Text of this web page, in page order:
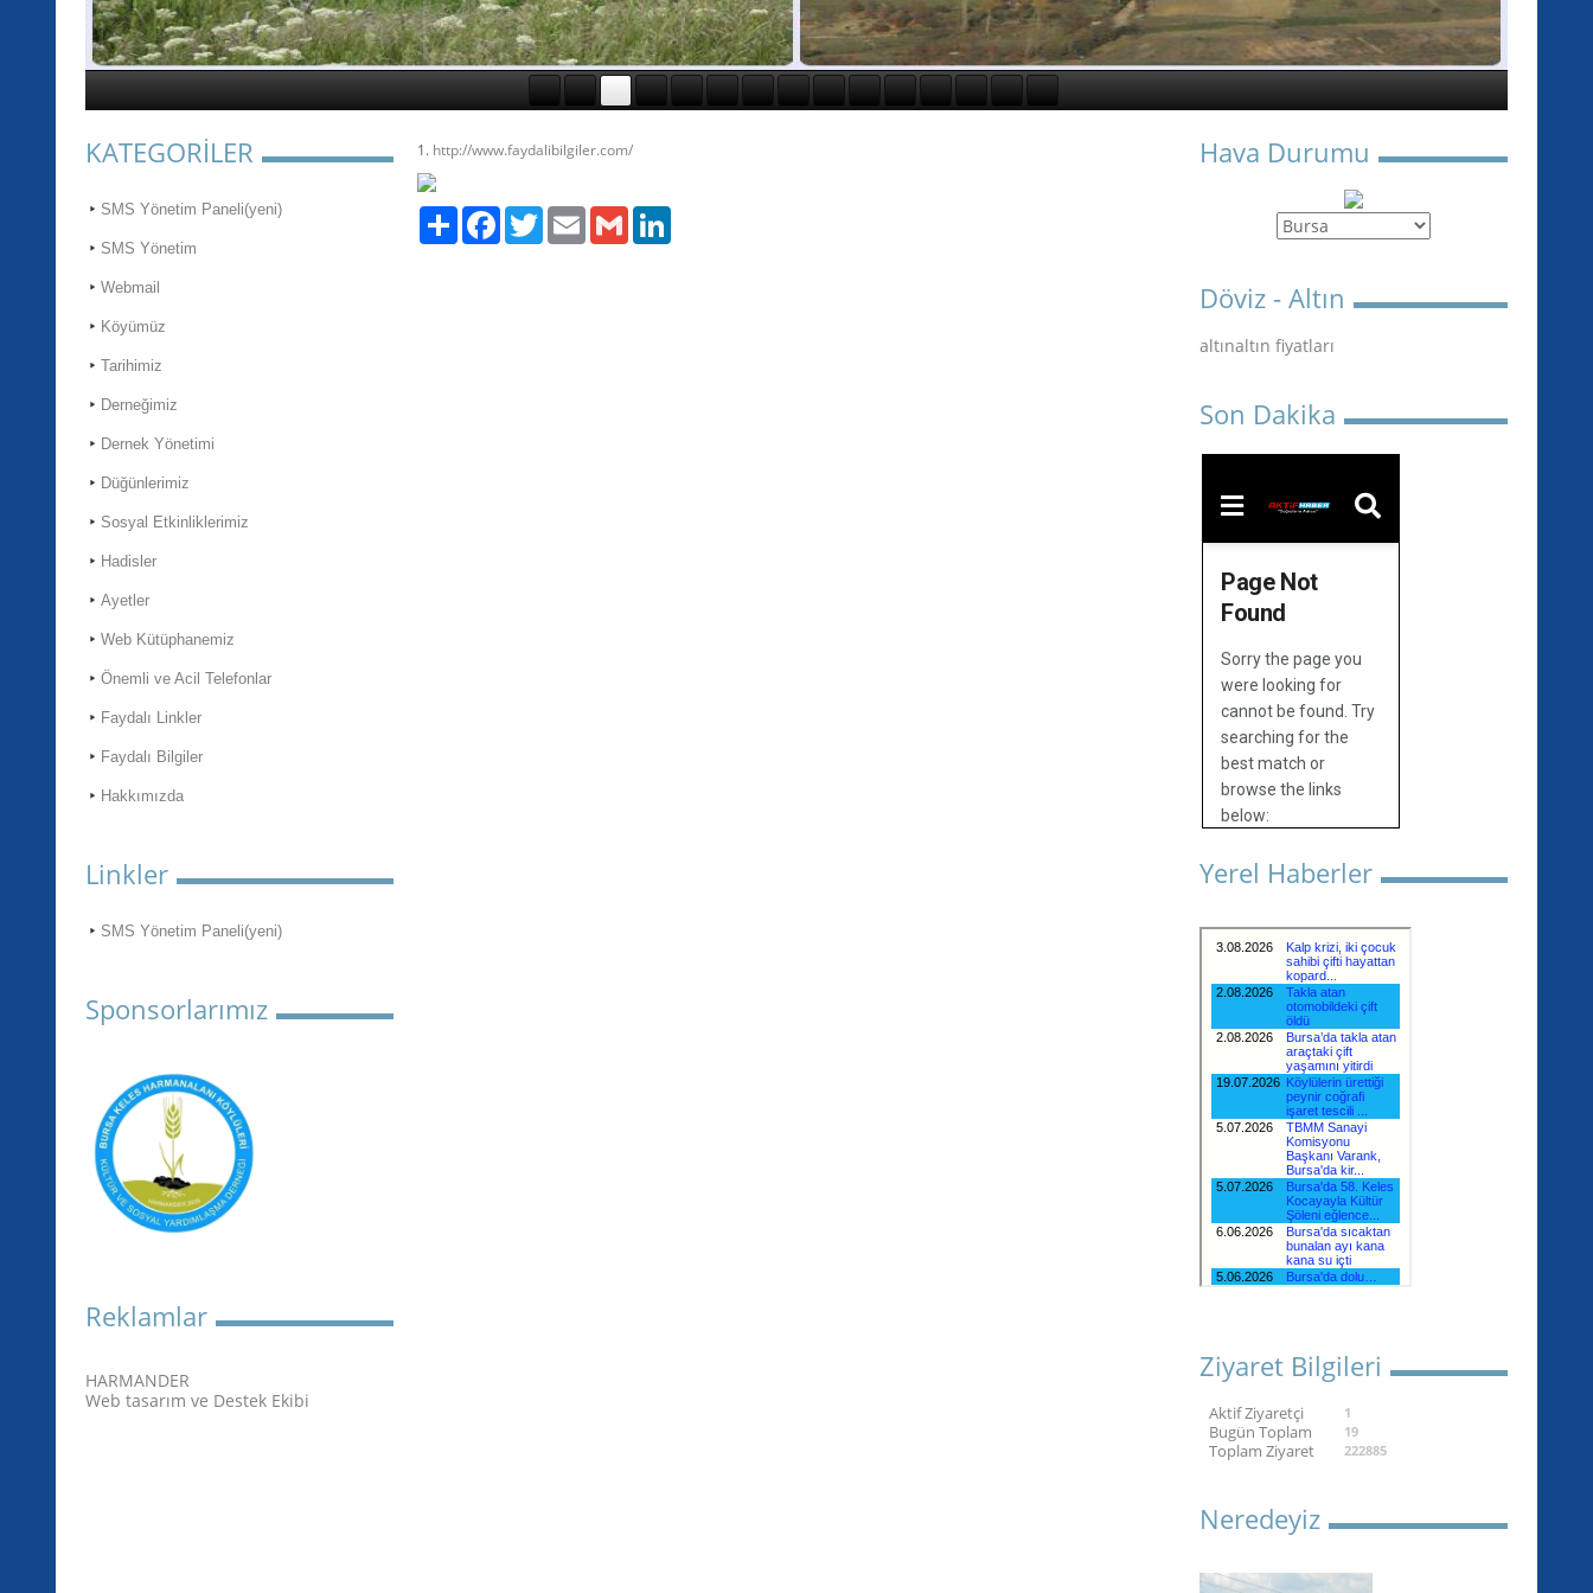
KATEGORİLER
SMS Yönetim Paneli(yeni)
SMS Yönetim
Webmail
Köyümüz
Tarihimiz
Derneğimiz
Dernek Yönetimi
Düğünlerimiz
Sosyal Etkinliklerimiz
Hadisler
Ayetler
Web Kütüphanemiz
Önemli ve Acil Telefonlar
Faydalı Linkler
Faydalı Bilgiler
Hakkımızda
Linkler
SMS Yönetim Paneli(yeni)
Sponsorlarımız
Reklamlar
HARMANDER
Web tasarım ve Destek Ekibi
1. http://www.faydalibilgiler.com/
Paylaş FacebookTwitter Email Gmail
Hava Durumu
Döviz - Altın
altınaltın fiyatları
Son Dakika
Yerel Haberler
Ziyaret Bilgileri
Aktif Ziyaretçi 1
Bugün Toplam 19
Toplam Ziyaret 222885
Neredeyiz